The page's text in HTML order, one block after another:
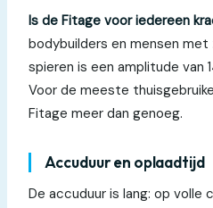
Is de Fitage voor iedereen
bodybuilders en mensen
spieren is een amplitude van
Voor de meeste
Fitage meer dan genoeg.
Accuduur en oplaadtijd
De accuduur is lang: op volle